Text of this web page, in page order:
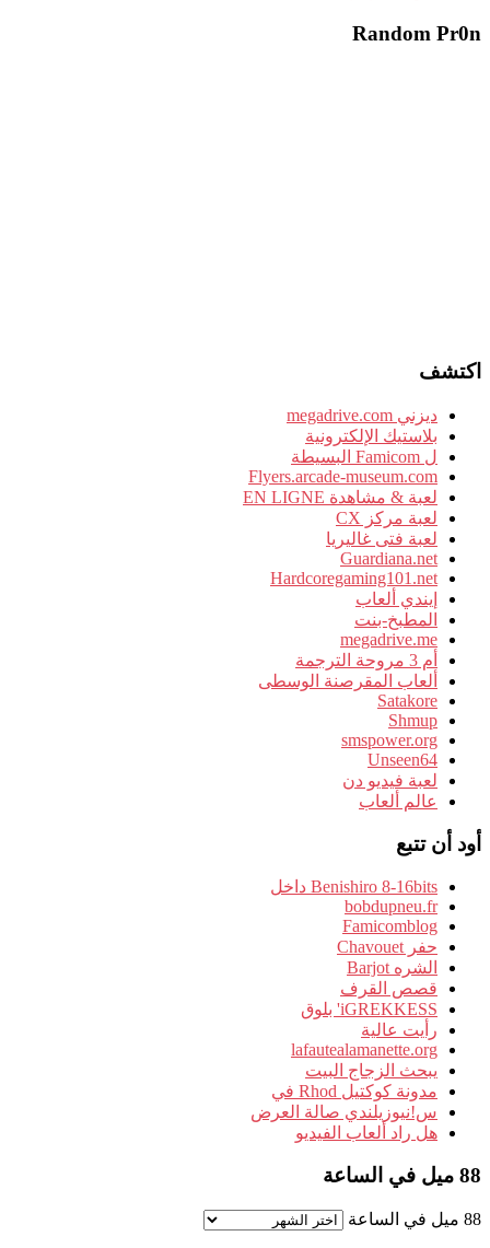
Random Pr0n
اكتشف
ديزني megadrive.com
بلاستيك الإلكترونية
ل Famicom البسيطة
Flyers.arcade-museum.com
لعبة & مشاهدة EN LIGNE
لعبة مركز CX
لعبة فتى غاليريا
Guardiana.net
Hardcoregaming101.net
إيندي ألعاب
المطبخ-بنت
megadrive.me
أم 3 مروحة الترجمة
ألعاب المقرصنة الوسطى
Satakore
Shmup
smspower.org
Unseen64
لعبة فيديو دن
عالم ألعاب
أود أن تتبع
Benishiro 8-16bits داخل
bobdupneu.fr
Famicomblog
حفر Chavouet
الشره Barjot
قصص القرف
iGREKKESS' بلوق
رأيت عالية
lafautealamanette.org
يبحث الزجاج البيت
مدونة كوكتيل Rhod في
س!نيوزيلندي صالة العرض
هل راد ألعاب الفيديو
88 ميل في الساعة
88 ميل في الساعة